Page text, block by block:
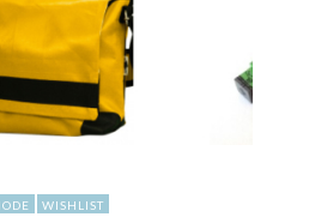
WISHLIST